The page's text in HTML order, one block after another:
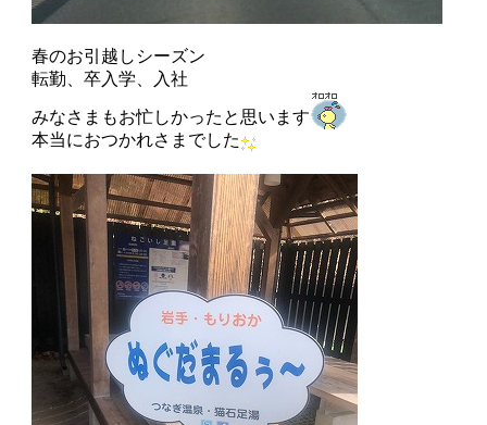
春のお引越しシーズン
転勤、卒入学、入社
みなさまもお忙しかったと思います
本当におつかれさまでした